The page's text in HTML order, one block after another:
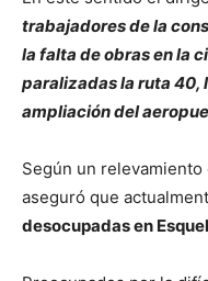
trabajadores de la
la falta de obras en la
paralizadas la ruta 40,
ampliación del
Según un relevamiento
aseguró que
desocupadas en